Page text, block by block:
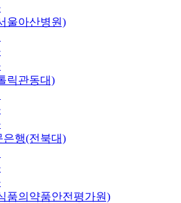
울아산병원)
릭관동대)
은행(전북대)
품의약품안전평가원)